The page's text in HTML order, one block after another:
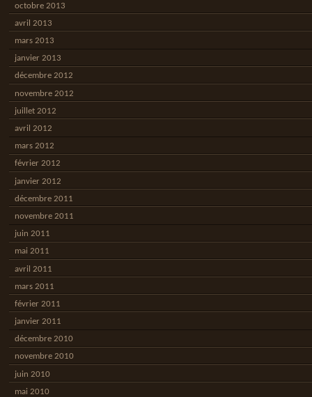
octobre 2013
avril 2013
mars 2013
janvier 2013
décembre 2012
novembre 2012
juillet 2012
avril 2012
mars 2012
février 2012
janvier 2012
décembre 2011
novembre 2011
juin 2011
mai 2011
avril 2011
mars 2011
février 2011
janvier 2011
décembre 2010
novembre 2010
juin 2010
mai 2010